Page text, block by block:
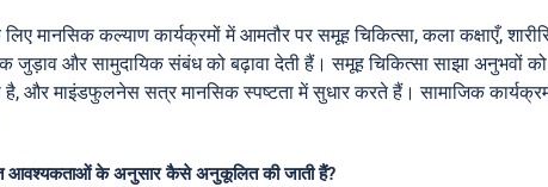
लिए मानसिक कल्याण कार्यक्रमों में आमतौर पर समूह चिकित्सा, कला कक्षाएँ,
जुड़ाव और सामुदायिक संबंध को बढ़ावा देती हैं। समूह चिकित्सा साझा अनुभवों
है, और माइंडफुलनेस सत्र मानसिक स्पष्टता में सुधार करते हैं। सामाजिक
आवश्यकताओं के अनुसार कैसे अनुकूलित की जाती हैं?